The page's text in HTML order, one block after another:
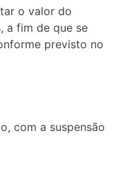
o valor do
a fim de que se
previsto no
com a suspensão